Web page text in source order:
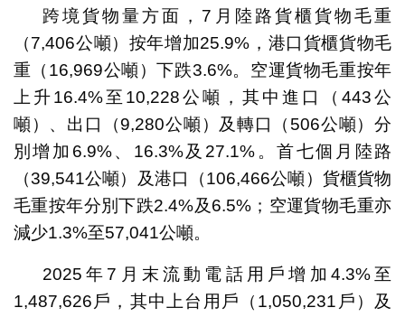
跨境貨物量方面，7月陸路貨櫃貨物毛重
（7,406公噸）按年增加25.9%，港口貨櫃貨物毛
重（16,969公噸）下跌3.6%。空運貨物毛重按年
上升16.4%至10,228公噸，其中進口（443公
噸）、出口（9,280公噸）及轉口（506公噸）分
別增加6.9%、16.3%及27.1%。首七個月陸路
（39,541公噸）及港口（106,466公噸）貨櫃貨物
毛重按年分別下跌2.4%及6.5%；空運貨物毛重亦
減少1.3%至57,041公噸。
2025年7月末流動電話用戶增加4.3%至
1,487,626戶，其中上台用戶（1,050,231戶）及